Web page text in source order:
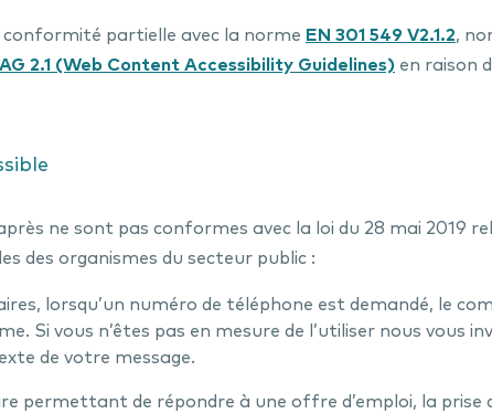
partielle avec la norme EN 301 549 V2.1.2,
2.1 (Web Content Accessibility Guidelines) en raison
ne sont pas conformes avec la loi du 28 mai 2019
des organismes du secteur public :
lorsqu’un numéro de téléphone est demandé, le
Si vous n’êtes pas en mesure de l’utiliser nous
de votre message.
permettant de répondre à une offre d’emploi, la